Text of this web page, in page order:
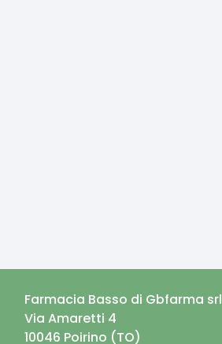
Farmacia Basso di Gbfarma srl
Via Amaretti 4
10046 Poirino (TO)